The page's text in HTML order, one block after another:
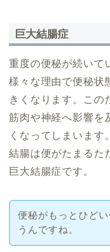
巨大結腸症
重度の便秘が続いて
様々な理由で便秘状
きくなります。この
筋肉や神経へ影響を
くなってしまいます。
結腸は便がたまるた
巨大結腸症です。
便秘がもっとひど
うんですね。